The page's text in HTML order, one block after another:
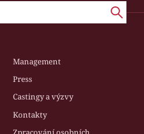
Management
Press
Castingy a výzvy
Kontakty